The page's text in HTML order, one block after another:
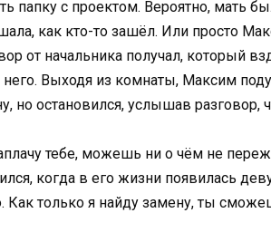
папку с проектом. Вероятно, мать
как кто-то зашёл. Или просто
от начальника получал, который
Выходя из комнаты, Максим
но остановился, услышав
тебе, можешь ни о чём не
когда в его жизни появилась
Как только я найду замену, ты